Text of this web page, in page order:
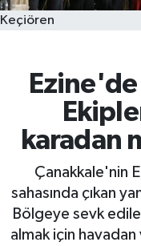
Keçiören
Ezine'de
karadan
Çanakkale'nin
sahasında çıkan
Bölgeye sevk
almak için